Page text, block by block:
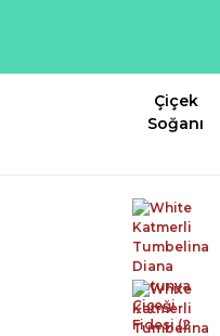
Çiçek
Soğanı